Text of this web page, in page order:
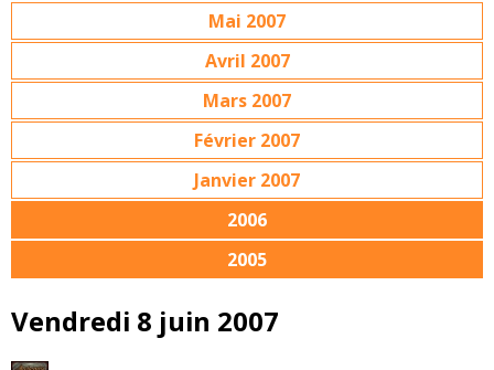
Mai 2007
Avril 2007
Mars 2007
Février 2007
Janvier 2007
2006
2005
Vendredi 8 juin 2007